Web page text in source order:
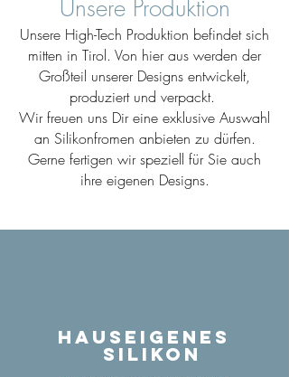
Unsere Produktion
Unsere High-Tech Produktion befindet sich
mitten in Tirol. Von hier aus werden der
Großteil unserer Designs entwickelt,
produziert und verpackt.
Wir freuen uns Dir eine exklusive Auswahl
an Silikonfromen anbieten zu dürfen.
Gerne fertigen wir speziell für Sie auch
ihre eigenen Designs.
Hauseigenes
Silikon